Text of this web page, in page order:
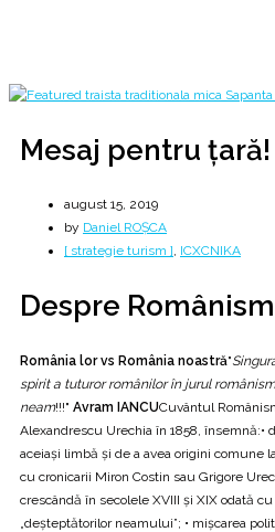
Mesaj pentru țară!
august 15, 2019
by Daniel ROȘCA
[ strategie turism ], ICXCNIKA
Despre Românism
România lor vs România noastră"
spirit a tuturor românilor în jurul
neam!!!" Avram IANCUCuvântul
Alexandrescu Urechia în 1858, însemnă:•
aceiași limbă și de a avea origini comune
cu cronicarii Miron Costin sau Grigore
crescândă în secolele XVIII și XIX odată
„deșteptătorilor neamului”; • mișcarea